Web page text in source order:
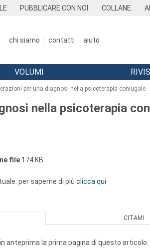
PUBBLICARE CON NOI COLLANE
chi siamo contatti aiuto
VOLUMI
per una diagnosi nella psicoterapia coniugale
nella psicoterapia
file 174 KB
per saperne di più clicca qui
CITAMI
anteprima la prima pagina di questo articolo.